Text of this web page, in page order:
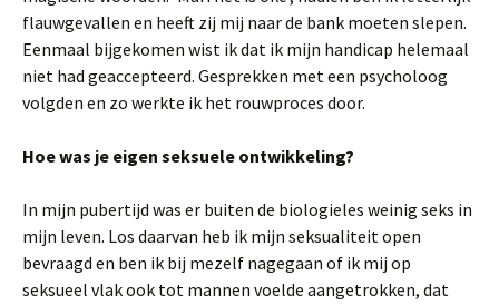
flauwgevallen en heeft zij mij naar de bank moeten slepen.
Eenmaal bijgekomen wist ik dat ik mijn handicap helemaal
niet had geaccepteerd. Gesprekken met een psycholoog
volgden en zo werkte ik het rouwproces door.
Hoe was je eigen seksuele ontwikkeling?
In mijn pubertijd was er buiten de biologieles weinig seks in
mijn leven. Los daarvan heb ik mijn seksualiteit open
bevraagd en ben ik bij mezelf nagegaan of ik mij op
seksueel vlak ook tot mannen voelde aangetrokken, dat